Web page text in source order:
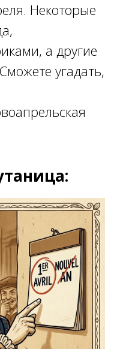
Некоторые
а другие
угадать,